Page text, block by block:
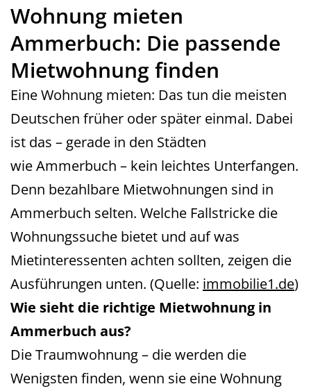
Wohnung mieten
Ammerbuch: Die passende
Mietwohnung finden
Eine Wohnung mieten: Das tun die meisten
Deutschen früher oder später einmal. Dabei
ist das – gerade in den Städten
wie Ammerbuch – kein leichtes Unterfangen.
Denn bezahlbare Mietwohnungen sind in
Ammerbuch selten. Welche Fallstricke die
Wohnungssuche bietet und auf was
Mietinteressenten achten sollten, zeigen die
Ausführungen unten. (Quelle: immobilie1.de)
Wie sieht die richtige Mietwohnung in
Ammerbuch aus?
Die Traumwohnung – die werden die
Wenigsten finden, wenn sie eine Wohnung